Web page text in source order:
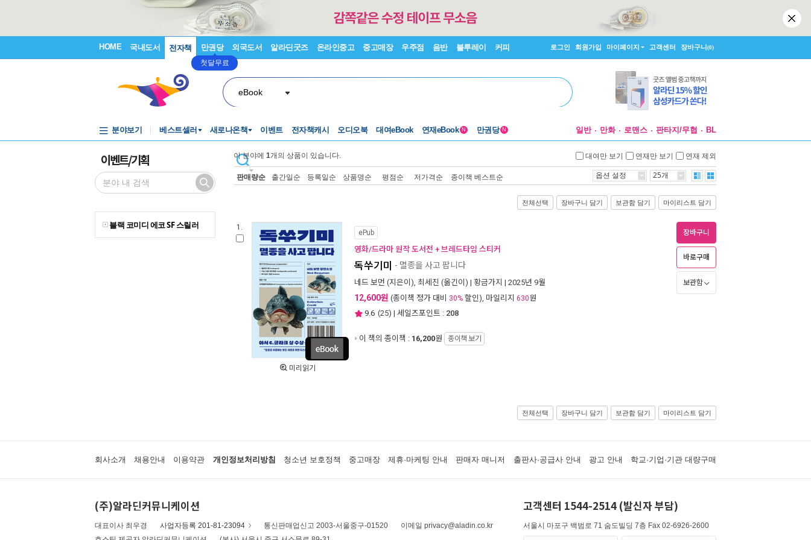
HOME 국내도서 전자책 만권당
첫달무료
외국도서 알라딘굿즈 온라인중고 중고매장 우주점 음반 블루레이 커피 로그인 회원가입 마이페이지 고객센터 장바구니(0)
eBook
분야보기 베스트셀러 새로나온책 이벤트 전자책캐시 오디오북 대여eBook 연재eBook N 만권당 N 일반 만화 로맨스 판타지/무협 BL
이벤트/기획
블랙 코미디 에코 SF 스릴러
이 분야에 1개의 상품이 있습니다. 대여만 보기 연재만 보기 연재 제외
판매량순 출간일순 등록일순 상품명순 평점순 저가격순 종이책 베스트순 옵션 설정 25개
전체선택 장바구니 담기 보관함 담기 마이리스트 담기
1.
미리읽기
ePub
영화/드라마 원작 도서전 + 브레드타임 스티커
독쑤기미 - 멸종을 사고 팝니다
네드 보먼 (지은이), 최세진 (옮긴이) | 황금가지 | 2025년 9월
12,600원 (종이책 정가 대비 30% 할인), 마일리지 630원
9.6 (25) | 세일즈포인트 : 208
이 책의 종이책 : 16,200원 종이책 보기
장바구니
바로구매
보관함
전체선택 장바구니 담기 보관함 담기 마이리스트 담기
회사소개 채용안내 이용약관 개인정보처리방침 청소년 보호정책 중고매장 제휴·마케팅 안내 판매자 매니저 출판사·공급사 안내 광고 안내 학교·기업·기관 대량구매
(주)알라딘커뮤니케이션
대표이사 최우경 사업자등록 201-81-23094 통신판매업신고 2003-서울중구-01520
이메일 privacy@aladin.co.kr
고객센터 1544-2514 (발신자 부담)
서울시 마포구 백범로 71 숨도빌딩 7층 Fax 02-6926-2600